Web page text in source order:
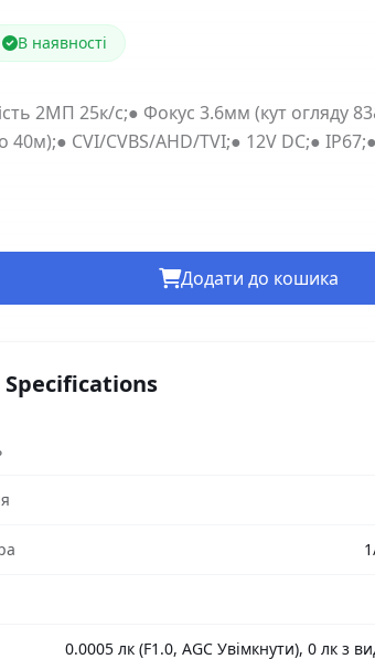
В наявності
2МП 25к/с;● Фокус 3.6мм (кут огляду
40м);● CVI/CVBS/AHD/TVI;● 12V DC;●
Додати до кошика
Specifications
0.0005 лк (F1.0, AGC Увімкнути), 0 лк з